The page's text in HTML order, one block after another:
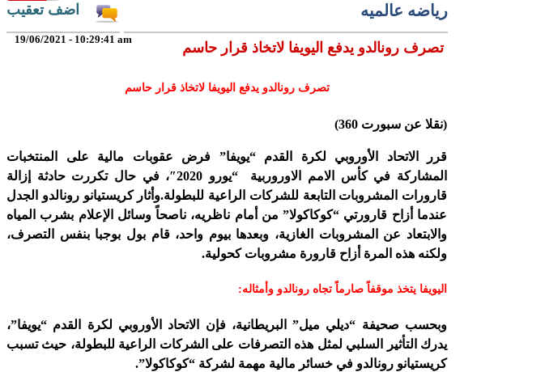
رياضه عالميه اضف تعقيب
19/06/2021 - 10:29:41 am
تصرف رونالدو يدفع اليويفا لاتخاذ قرار حاسم
تصرف رونالدو يدفع اليويفا لاتخاذ قرار حاسم
(نقلا عن سبورت 360)
قرر الاتحاد الأوروبي لكرة القدم “يويفا” فرض عقوبات مالية على المنتخبات
المشاركة في كأس الامم الاوروربية “يورو 2020″، في حال تكررت حادثة إزالة
قارورات المشروبات التابعة للشركات الراعية للبطولة.وأثار كريستيانو رونالدو الجدل
عندما أزاح قارورتي “كوكاكولا” من أمام ناظريه، ناصحاً وسائل الإعلام بشرب المياه
والابتعاد عن المشروبات الغازية، وبعدها بيوم واحد، قام بول بوجبا بنفس التصرف،
ولكنه هذه المرة أزاح قارورة مشروبات كحولية.
اليويفا يتخذ موقفاً صارماً تجاه رونالدو وأمثاله:
وبحسب صحيفة “ديلي ميل” البريطانية، فإن الاتحاد الأوروبي لكرة القدم “يويفا”،
يدرك التأثير السلبي لمثل هذه التصرفات على الشركات الراعية للبطولة، حيث تسبب
كريستيانو رونالدو في خسائر مالية مهمة لشركة “كوكاكولا”.